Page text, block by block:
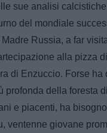
sue analisi
del mondiale
Russia, a far
alla pizza
di Enzuccio. Forse
profonda della foresta
e piacenti, ha
ventenne giovane